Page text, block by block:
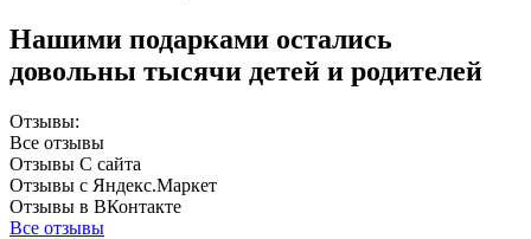
Нашими подарками остались
довольны тысячи детей и родителей
Отзывы:
Все отзывы
Отзывы С сайта
Отзывы с Яндекс.Маркет
Отзывы в ВКонтакте
Все отзывы